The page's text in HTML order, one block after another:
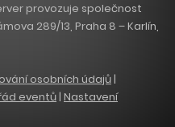
provozuje společnost
289/13, Praha 8 – Karlín,
osobních údajů |
eventů | Nastavení